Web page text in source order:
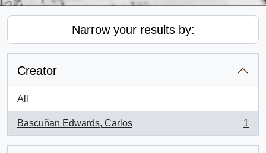
Narrow your results by:
Creator
All
Bascuñan Edwards, Carlos
, 1 results
1